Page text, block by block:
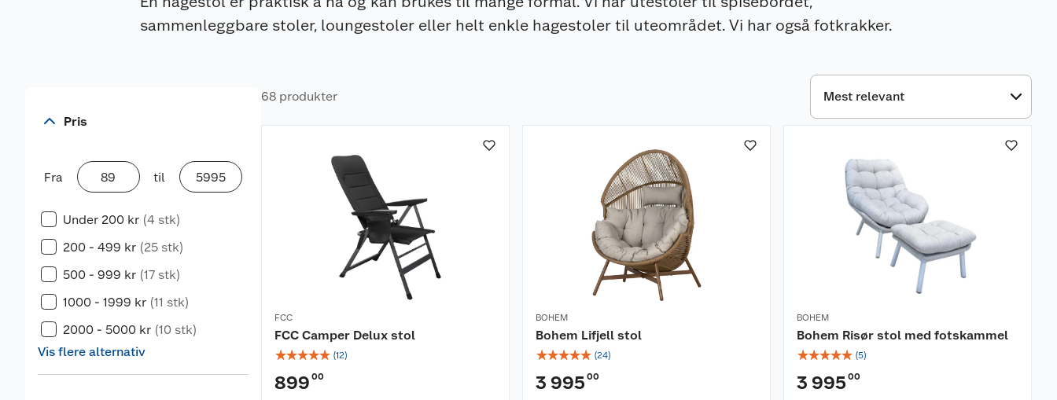
sammenleggbare stoler, loungestoler eller helt enkle hagestoler til uteområdet. Vi har også fotkrakker.
Pris
Fra til
Under 200 kr (4 stk)
200 - 499 kr (25 stk)
500 - 999 kr (17 stk)
1000 - 1999 kr (11 stk)
2000 - 5000 kr (10 stk)
Vis flere alternativ
68 produkter
FCC
FCC Camper Delux stol
☆☆☆☆☆ (12)
899 00
BOHEM
Bohem Lifjell stol
☆☆☆☆☆ (24)
3 995 00
BOHEM
Bohem Risør stol med fotskammel
☆☆☆☆☆ (5)
3 995 00